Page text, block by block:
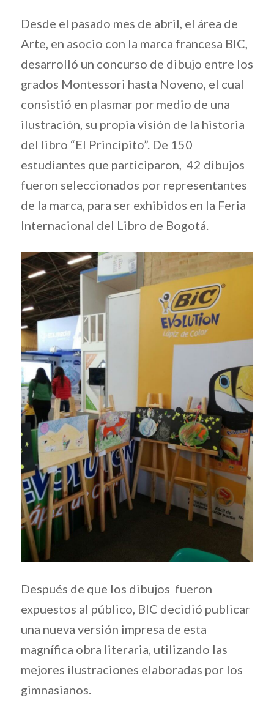
Desde el pasado mes de abril, el área de
Arte, en asocio con la marca francesa BIC,
desarrolló un concurso de dibujo entre los
grados Montessori hasta Noveno, el cual
consistió en plasmar por medio de una
ilustración, su propia visión de la historia
del libro “El Principito”. De 150
estudiantes que participaron, 42 dibujos
fueron seleccionados por representantes
de la marca, para ser exhibidos en la Feria
Internacional del Libro de Bogotá.
Después de que los dibujos fueron
expuestos al público, BIC decidió publicar
una nueva versión impresa de esta
magnífica obra literaria, utilizando las
mejores ilustraciones elaboradas por los
gimnasianos.